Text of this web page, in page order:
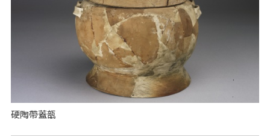
硬陶帶蓋瓿